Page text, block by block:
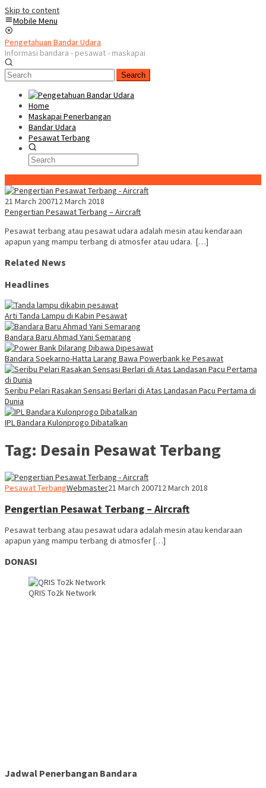
Skip to content
Mobile Menu
Pengetahuan Bandar Udara
Informasi bandara - pesawat - maskapai
Search
Home
Maskapai Penerbangan
Bandar Udara
Pesawat Terbang
21 March 200712 March 2018
Pengertian Pesawat Terbang – Aircraft
Pesawat terbang atau pesawat udara adalah mesin atau kendaraan
apapun yang mampu terbang di atmosfer atau udara. […]
Related News
Headlines
Arti Tanda Lampu di Kabin Pesawat
Bandara Baru Ahmad Yani Semarang
Bandara Soekarno-Hatta Larang Bawa Powerbank ke Pesawat
Seribu Pelari Rasakan Sensasi Berlari di Atas Landasan Pacu Pertama di
Dunia
IPL Bandara Kulonprogo Dibatalkan
Tag: Desain Pesawat Terbang
Pesawat TerbangWebmaster21 March 200712 March 2018
Pengertian Pesawat Terbang – Aircraft
Pesawat terbang atau pesawat udara adalah mesin atau kendaraan
apapun yang mampu terbang di atmosfer […]
DONASI
QRIS To2k Network
Jadwal Penerbangan Bandara